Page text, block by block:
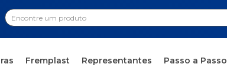
Fremplast Representantes Passo a Passo